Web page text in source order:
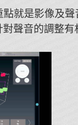
就是影像及聲
聲音的調整有